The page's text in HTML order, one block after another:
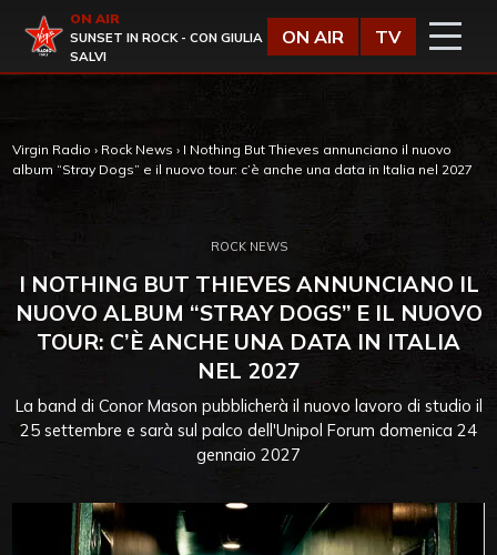
Virgin Radio
ON AIR
SUNSET IN ROCK - CON GIULIA
SALVI
ON AIR TV
Virgin Radio › Rock News › I Nothing But Thieves annunciano il nuovo
album “Stray Dogs” e il nuovo tour: c’è anche una data in Italia nel 2027
ROCK NEWS
I NOTHING BUT THIEVES ANNUNCIANO IL
NUOVO ALBUM “STRAY DOGS” E IL NUOVO
TOUR: C’È ANCHE UNA DATA IN ITALIA
NEL 2027
La band di Conor Mason pubblicherà il nuovo lavoro di studio il
25 settembre e sarà sul palco dell'Unipol Forum domenica 24
gennaio 2027